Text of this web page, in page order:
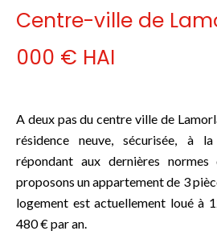
Centre-ville de
000 € HAI
A deux pas du centre ville de
résidence neuve, sécurisée, à
répondant aux dernières normes
proposons un appartement de 3
logement est actuellement loué à
480 € par an.